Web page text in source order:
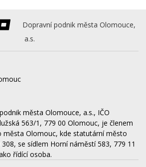
Dopravní podnik města Olomouce,
a.s.
města Olomouce, a.s., IČO
563/1, 779 00 Olomouc, je členem
města Olomouc, kde statutární město
se sídlem Horní náměstí 583, 779 11
řídící osoba.